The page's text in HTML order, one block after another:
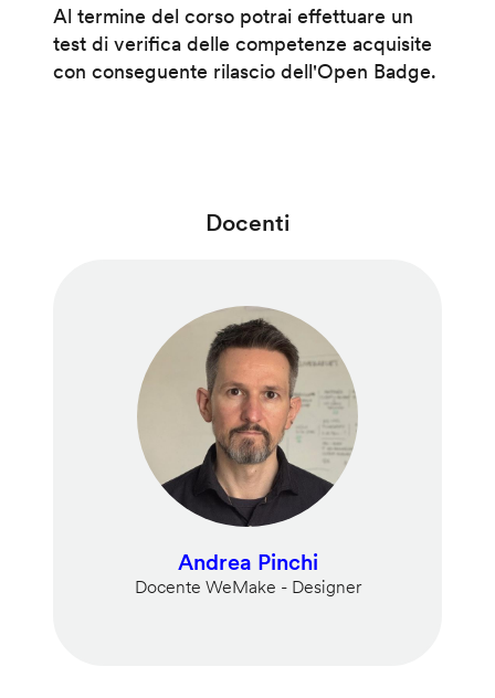
Al termine del corso potrai effettuare un
test di verifica delle competenze acquisite
con conseguente rilascio dell'Open Badge.
Docenti
Andrea Pinchi
Docente WeMake - Designer